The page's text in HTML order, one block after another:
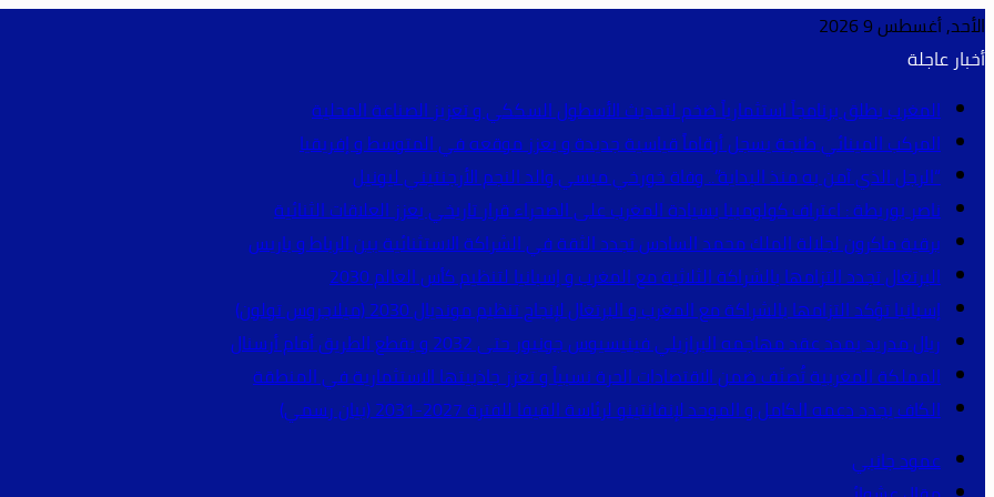
الأحد, أغسطس 9 2026
أخبار عاجلة
المغرب يطلق برنامجاً استثمارياً ضخم لتحديث الأسطول السككي و تعزيز الصناعة المحلية
المركب المينائي طنجة يسجل أرقاماً قياسية جديدة و يعزز موقعه في المتوسط و إفريقيا
“الرجل الذي آمن به منذ البداية”.. وفاة خورخي ميسي والد النجم الأرجنتيني ليونيل
ناصر بوريطة : اعتراف كولومبيا بسيادة المغرب على الصحراء قرار تاريخي يعزز العلاقات الثنائية
برقية ماكرون لجلالة الملك محمد السادس تجدد الثقة في الشراكة الاستثنائية بين الرباط و باريس
البرتغال تجدد التزامها بالشراكة الثلاثية مع المغرب و إسبانيا لتنظيم كأس العالم 2030
إسبانيا تؤكد التزامها بالشراكة مع المغرب و البرتغال لإنجاح تنظيم مونديال 2030 (ميلاجروس تولون)
ريال مدريد يمدد عقد مهاجمه البرازيلي فينيسيوس جونيور حتى 2032 و يقطع الطريق أمام أرسنال
المملكة المغربية تُصنّف ضمن الاقتصادات الحرة نسبياً و تعزز جاذبيتها الاستثمارية في المنطقة
الكاف يجدد دعمه الكامل و الموحد لإنفانتينو لرئاسة الفيفا للفترة 2027-2031 (بيان رسمي)
عمود جانبي